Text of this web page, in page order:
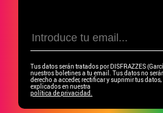
Tus datos serán tratados por DISFRAZZES
nuestros boletines a tu email. Tus datos no
derecho a acceder, rectificar y suprimir tus
explicados en nuestra
política de privacidad.